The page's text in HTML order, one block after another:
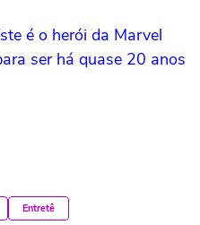
é o herói da Marvel
ser há quase 20 anos
Entretê